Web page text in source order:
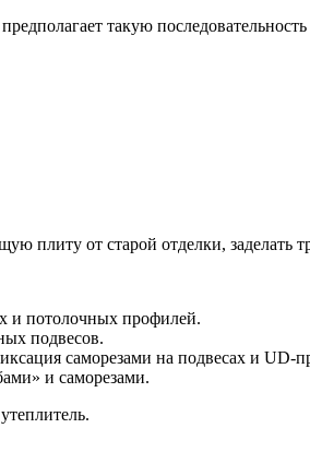
такую последовательность
плиту от старой отделки, заделать
и потолочных профилей.
подвесов.
саморезами на подвесах и UD-
и саморезами.